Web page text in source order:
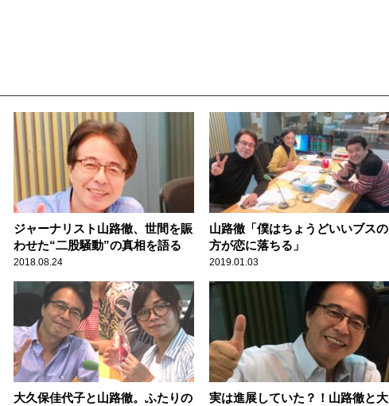
ジャーナリスト山路徹、世間を賑
わせた“二股騒動”の真相を語る
2018.08.24
山路徹「僕はちょうどいいブスの
方が恋に落ちる」
2019.01.03
大久保佳代子と山路徹。ふたりの 実は進展していた？！山路徹と大